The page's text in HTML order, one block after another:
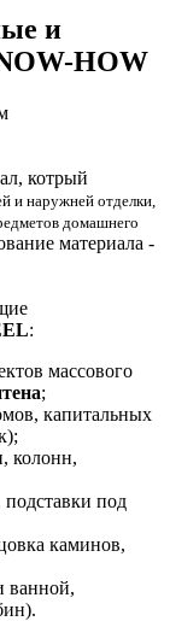
и
HOW
котрый
и наружней отделки,
домашнего
материала -
:
массового
;
капитальных
колонн,
под
каминов,
ванной,